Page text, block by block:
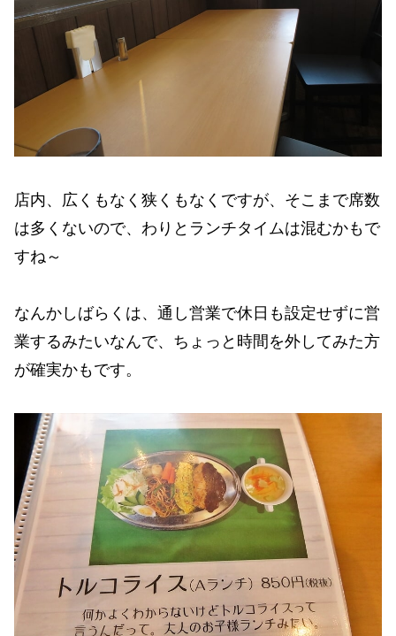
店内、広くもなく狭くもなくですが、そこまで席数
は多くないので、わりとランチタイムは混むかもで
すね～
なんかしばらくは、通し営業で休日も設定せずに営
業するみたいなんで、ちょっと時間を外してみた方
が確実かもです。